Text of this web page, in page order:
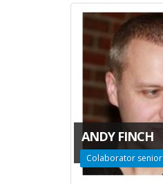
ANDY FINCH
Colaborator senior